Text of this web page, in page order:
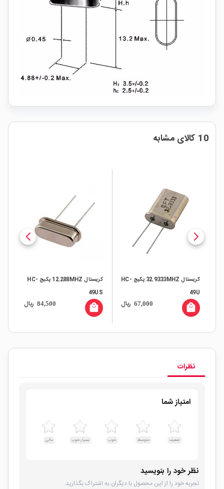
10 کالای مشابه
کریستال 32.9333MHZ پکیج HC-
49U
67,000 ریال local_mall
کریستال 12.288MHZ پکیج HC-
49US
84,500 ریال local_mall
نظرات
امتیاز شما
ضعیف متوسط خوب بسیار خوب عالی
نظر خود را بنویسید
تجربه خود را از این محصول با دیگران به اشتراک بگذارید.